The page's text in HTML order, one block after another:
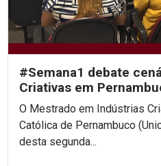
#Semana1 debate
Criativas em
O Mestrado em Indústrias
Católica de Pernambuco
desta segunda...